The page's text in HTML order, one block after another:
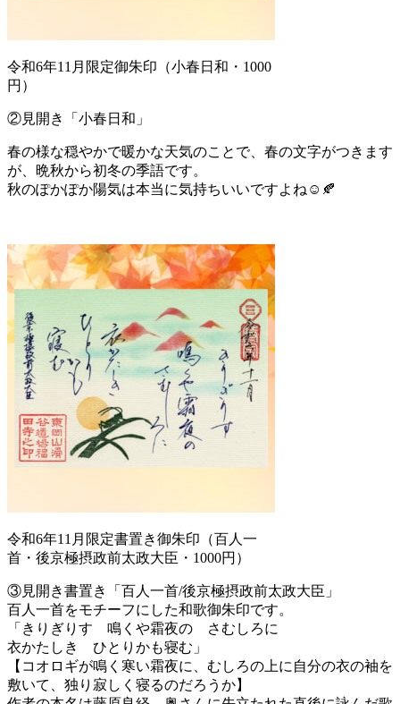
令和6年11月限定御朱印（小春日和・1000
円）
②見開き「小春日和」
春の様な穏やかで暖かな天気のことで、春の文字がつきます
が、晩秋から初冬の季語です。
秋のぽかぽか陽気は本当に気持ちいいですよね☺️🍂
令和6年11月限定書置き御朱印（百人一
首・後京極摂政前太政大臣・1000円）
③見開き書置き「百人一首/後京極摂政前太政大臣」
百人一首をモチーフにした和歌御朱印です。
「きりぎりす 鳴くや霜夜の さむしろに
衣かたしき ひとりかも寝む」
【コオロギが鳴く寒い霜夜に、むしろの上に自分の衣の袖を
敷いて、独り寂しく寝るのだろうか】